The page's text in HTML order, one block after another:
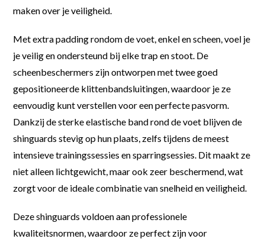
maken over je veiligheid.
Met extra padding rondom de voet, enkel en scheen, voel je
je veilig en ondersteund bij elke trap en stoot. De
scheenbeschermers zijn ontworpen met twee goed
gepositioneerde klittenbandsluitingen, waardoor je ze
eenvoudig kunt verstellen voor een perfecte pasvorm.
Dankzij de sterke elastische band rond de voet blijven de
shinguards stevig op hun plaats, zelfs tijdens de meest
intensieve trainingssessies en sparringsessies. Dit maakt ze
niet alleen lichtgewicht, maar ook zeer beschermend, wat
zorgt voor de ideale combinatie van snelheid en veiligheid.
Deze shinguards voldoen aan professionele
kwaliteitsnormen, waardoor ze perfect zijn voor